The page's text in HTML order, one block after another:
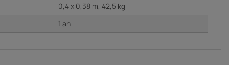
0,4 x 0,38 m, 42,5 kg
1 an